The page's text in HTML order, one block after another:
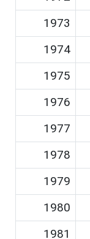
1973
1974
1975
1976
1977
1978
1979
1980
1981